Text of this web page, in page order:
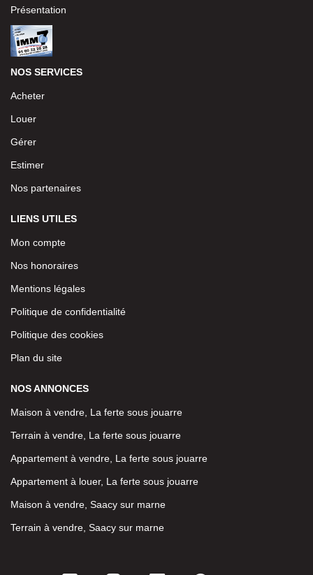
Présentation
NOS SERVICES
Acheter
Louer
Gérer
Estimer
Nos partenaires
LIENS UTILES
Mon compte
Nos honoraires
Mentions légales
Politique de confidentialité
Politique des cookies
Plan du site
NOS ANNONCES
Maison à vendre, La ferte sous jouarre
Terrain à vendre, La ferte sous jouarre
Appartement à vendre, La ferte sous jouarre
Appartement à louer, La ferte sous jouarre
Maison à vendre, Saacy sur marne
Terrain à vendre, Saacy sur marne